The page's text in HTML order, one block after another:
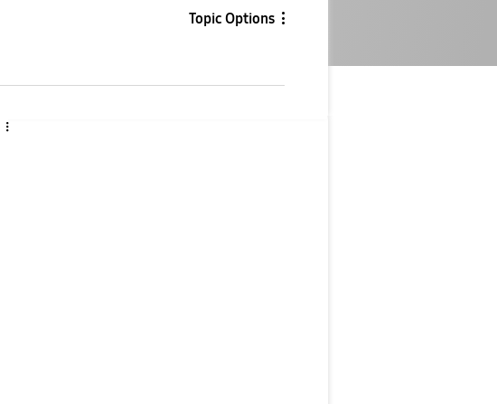
Topic Options